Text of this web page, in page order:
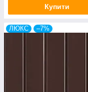
Купити
ЛЮКС –7%